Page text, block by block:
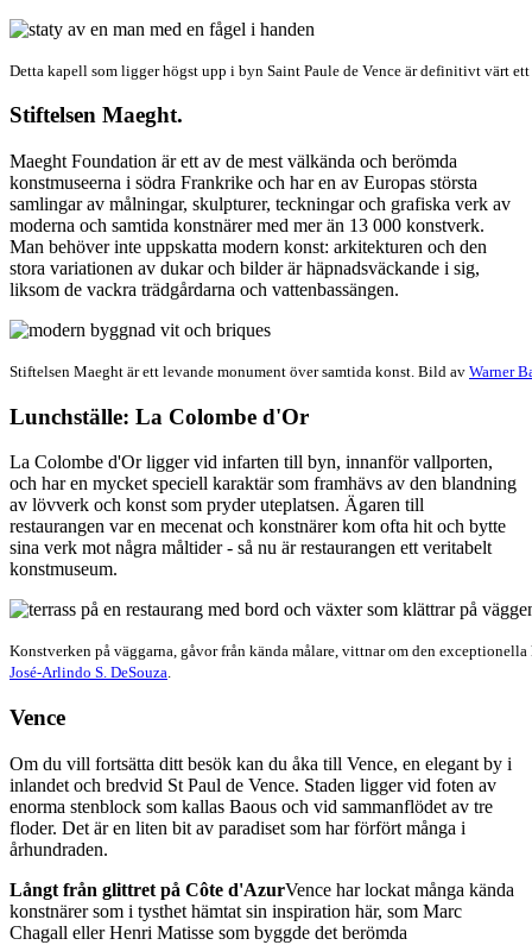
Detta kapell som ligger högst upp i byn Saint Paule de Vence är definitivt värt
Stiftelsen Maeght.
Maeght Foundation är ett av de mest välkända och berömda
konstmuseerna i södra Frankrike och har en av Europas största
samlingar av målningar, skulpturer, teckningar och grafiska verk av
moderna och samtida konstnärer med mer än 13 000 konstverk.
Man behöver inte uppskatta modern konst: arkitekturen och den
stora variationen av dukar och bilder är häpnadsväckande i sig,
liksom de vackra trädgårdarna och vattenbassängen.
Stiftelsen Maeght är ett levande monument över samtida konst. Bild av Warner
Lunchställe: La Colombe d'Or
La Colombe d'Or ligger vid infarten till byn, innanför vallporten,
och har en mycket speciell karaktär som framhävs av den blandning
av lövverk och konst som pryder uteplatsen. Ägaren till
restaurangen var en mecenat och konstnärer kom ofta hit och bytte
sina verk mot några måltider - så nu är restaurangen ett veritabelt
konstmuseum.
Konstverken på väggarna, gåvor från kända målare, vittnar om den
José-Arlindo S. DeSouza.
Vence
Om du vill fortsätta ditt besök kan du åka till Vence, en elegant by i
inlandet och bredvid St Paul de Vence. Staden ligger vid foten av
enorma stenblock som kallas Baous och vid sammanflödet av tre
floder. Det är en liten bit av paradiset som har förfört många i
århundraden.
Långt från glittret på Côte d'AzurVence har lockat många kända
konstnärer som i tysthet hämtat sin inspiration här, som Marc
Chagall eller Henri Matisse som byggde det berömda